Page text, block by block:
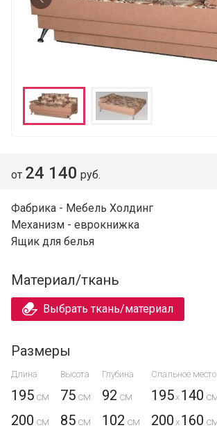
от 24 140 руб.
Фабрика - Мебель Холдинг
Механизм - еврокнижка
Ящик для белья
Материал/ткань
Выбрать ткань/материал
Размеры
Длина Высота Глубина Спальное место
195 75 92 195x 140
200
85 102 200 x 160